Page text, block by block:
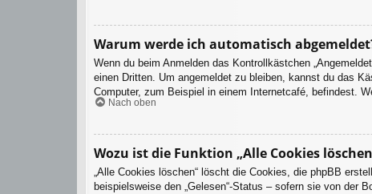
Warum werde ich automatisch
Wenn du beim Anmelden das Kontrollkästchen
einen Dritten. Um angemeldet zu bleiben, kannst du das
Computer, zum Beispiel in einem Internetcafé, befindest.
Nach oben
Wozu ist die Funktion „Alle Cookies
„Alle Cookies löschen“ löscht die Cookies, die phpBB
beispielsweise den „Gelesen“-Status – sofern sie von der